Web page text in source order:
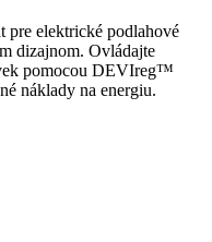
elektrické podlahové
dizajnom. Ovládajte
pomocou DEVIreg™
náklady na energiu.